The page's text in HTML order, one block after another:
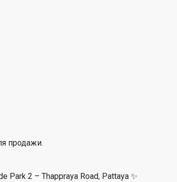
продажи.
Park 2 – Thappraya Road, Pattaya ✨